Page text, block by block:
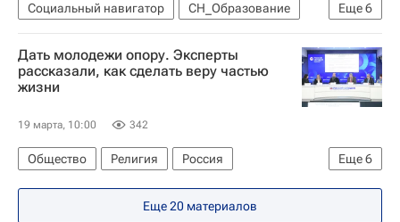
Еще6
Социальный навигатор
СН_Образование
Религия
Русская православная церковь
Московская духовная академия
Москва
Дать молодежи опору. Эксперты
рассказали, как сделать веру частью
жизни
19 марта, 10:00 342
Еще6
Общество Религия
Россия
Наталья Тюрина
Социальный навигатор
Московская духовная академия
Еще 20 материалов